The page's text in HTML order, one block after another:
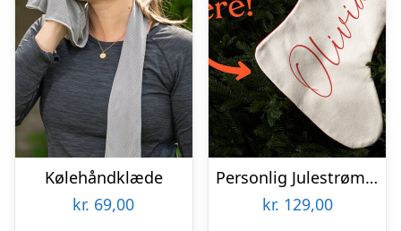
Kølehåndklæde
kr. 69,00
Personlig Julestrømpe med Tekst
kr. 129,00